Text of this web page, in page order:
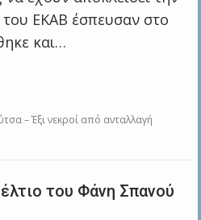
ΕΚΑΒ έσπευσαν στο
και…
– Έξι νεκροί από ανταλλαγή
του Φάνη Σπανού